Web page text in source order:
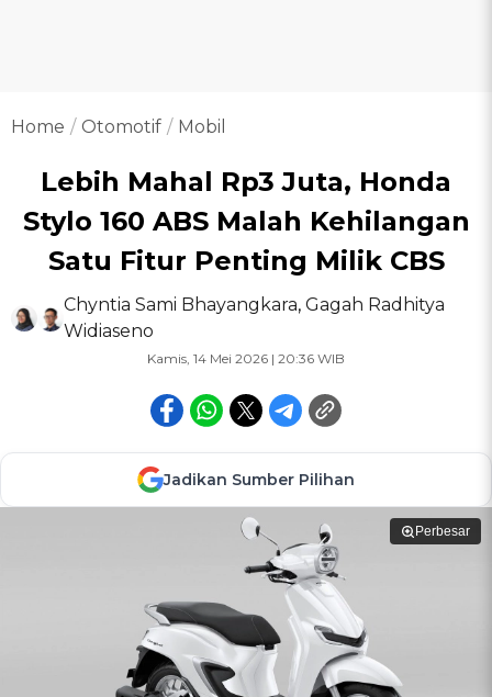
Home Otomotif Mobil
Lebih Mahal Rp3 Juta, Honda
Stylo 160 ABS Malah Kehilangan
Satu Fitur Penting Milik CBS
Chyntia Sami Bhayangkara, Gagah Radhitya
Widiaseno
Kamis, 14 Mei 2026 | 20:36 WIB
Jadikan Sumber Pilihan
Perbesar